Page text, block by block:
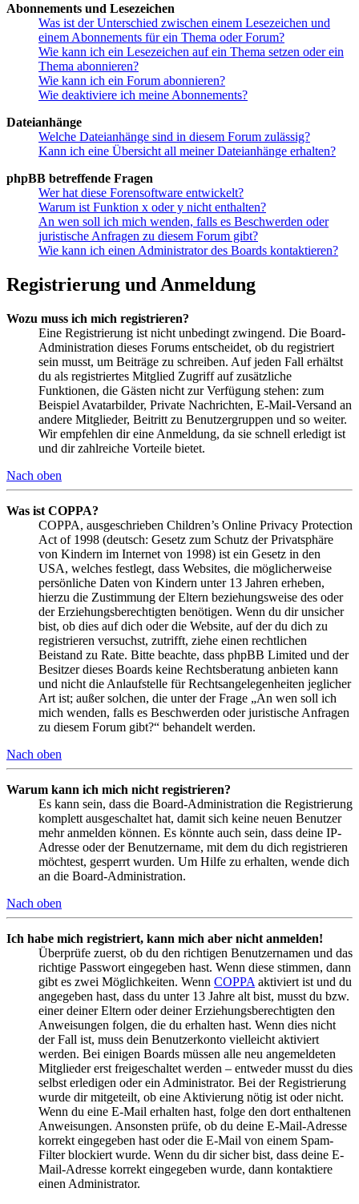
Abonnements und Lesezeichen
Was ist der Unterschied zwischen einem Lesezeichen und
einem Abonnements für ein Thema oder Forum?
Wie kann ich ein Lesezeichen auf ein Thema setzen oder ein
Thema abonnieren?
Wie kann ich ein Forum abonnieren?
Wie deaktiviere ich meine Abonnements?
Dateianhänge
Welche Dateianhänge sind in diesem Forum zulässig?
Kann ich eine Übersicht all meiner Dateianhänge erhalten?
phpBB betreffende Fragen
Wer hat diese Forensoftware entwickelt?
Warum ist Funktion x oder y nicht enthalten?
An wen soll ich mich wenden, falls es Beschwerden oder
juristische Anfragen zu diesem Forum gibt?
Wie kann ich einen Administrator des Boards kontaktieren?
Registrierung und Anmeldung
Wozu muss ich mich registrieren?
Eine Registrierung ist nicht unbedingt zwingend. Die Board-
Administration dieses Forums entscheidet, ob du registriert
sein musst, um Beiträge zu schreiben. Auf jeden Fall erhältst
du als registriertes Mitglied Zugriff auf zusätzliche
Funktionen, die Gästen nicht zur Verfügung stehen: zum
Beispiel Avatarbilder, Private Nachrichten, E-Mail-Versand an
andere Mitglieder, Beitritt zu Benutzergruppen und so weiter.
Wir empfehlen dir eine Anmeldung, da sie schnell erledigt ist
und dir zahlreiche Vorteile bietet.
Nach oben
Was ist COPPA?
COPPA, ausgeschrieben Children’s Online Privacy Protection
Act of 1998 (deutsch: Gesetz zum Schutz der Privatsphäre
von Kindern im Internet von 1998) ist ein Gesetz in den
USA, welches festlegt, dass Websites, die möglicherweise
persönliche Daten von Kindern unter 13 Jahren erheben,
hierzu die Zustimmung der Eltern beziehungsweise des oder
der Erziehungsberechtigten benötigen. Wenn du dir unsicher
bist, ob dies auf dich oder die Website, auf der du dich zu
registrieren versuchst, zutrifft, ziehe einen rechtlichen
Beistand zu Rate. Bitte beachte, dass phpBB Limited und der
Besitzer dieses Boards keine Rechtsberatung anbieten kann
und nicht die Anlaufstelle für Rechtsangelegenheiten jeglicher
Art ist; außer solchen, die unter der Frage „An wen soll ich
mich wenden, falls es Beschwerden oder juristische Anfragen
zu diesem Forum gibt?“ behandelt werden.
Nach oben
Warum kann ich mich nicht registrieren?
Es kann sein, dass die Board-Administration die Registrierung
komplett ausgeschaltet hat, damit sich keine neuen Benutzer
mehr anmelden können. Es könnte auch sein, dass deine IP-
Adresse oder der Benutzername, mit dem du dich registrieren
möchtest, gesperrt wurden. Um Hilfe zu erhalten, wende dich
an die Board-Administration.
Nach oben
Ich habe mich registriert, kann mich aber nicht anmelden!
Überprüfe zuerst, ob du den richtigen Benutzernamen und das
richtige Passwort eingegeben hast. Wenn diese stimmen, dann
gibt es zwei Möglichkeiten. Wenn COPPA aktiviert ist und du
angegeben hast, dass du unter 13 Jahre alt bist, musst du bzw.
einer deiner Eltern oder deiner Erziehungsberechtigten den
Anweisungen folgen, die du erhalten hast. Wenn dies nicht
der Fall ist, muss dein Benutzerkonto vielleicht aktiviert
werden. Bei einigen Boards müssen alle neu angemeldeten
Mitglieder erst freigeschaltet werden – entweder musst du dies
selbst erledigen oder ein Administrator. Bei der Registrierung
wurde dir mitgeteilt, ob eine Aktivierung nötig ist oder nicht.
Wenn du eine E-Mail erhalten hast, folge den dort enthaltenen
Anweisungen. Ansonsten prüfe, ob du deine E-Mail-Adresse
korrekt eingegeben hast oder die E-Mail von einem Spam-
Filter blockiert wurde. Wenn du dir sicher bist, dass deine E-
Mail-Adresse korrekt eingegeben wurde, dann kontaktiere
einen Administrator.